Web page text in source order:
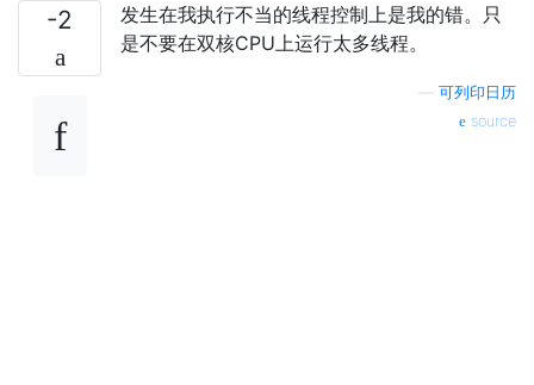
-2
发生在我执行不当的线程控制上是我的错。只
是不要在双核CPU上运行太多线程。
可列印日历
source